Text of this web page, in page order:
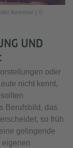
Ausreise | ©
UND
oder
nicht kennt,
Berufsbild, das
so früh
gelingende
eigenen